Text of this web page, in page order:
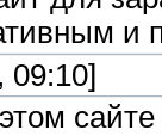
09:10]